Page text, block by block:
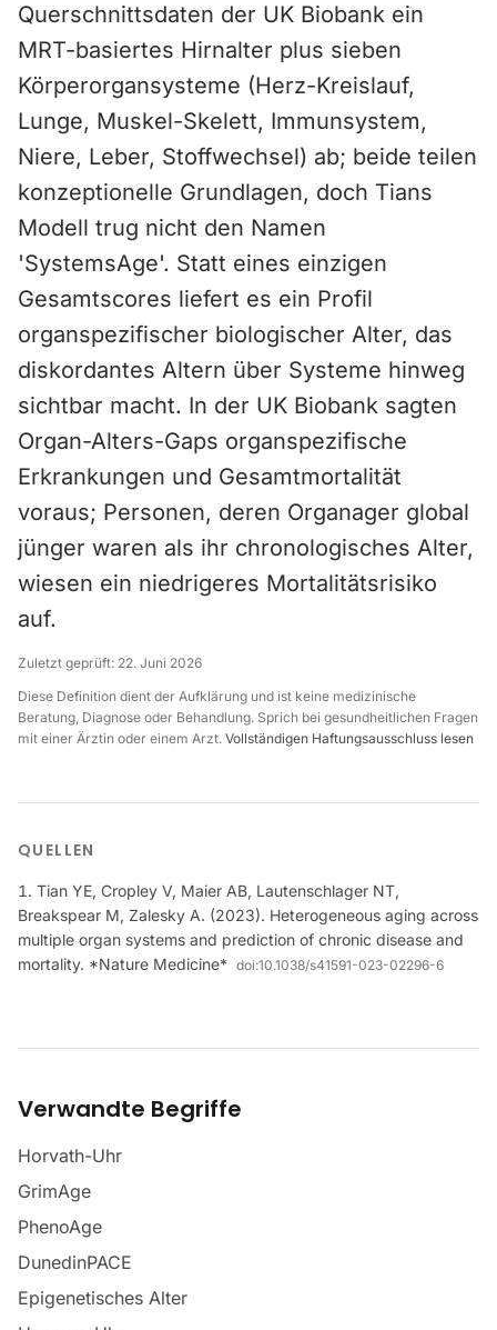
Querschnittsdaten der UK Biobank ein
MRT-basiertes Hirnalter plus sieben
Körperorgansysteme (Herz-Kreislauf,
Lunge, Muskel-Skelett, Immunsystem,
Niere, Leber, Stoffwechsel) ab; beide teilen
konzeptionelle Grundlagen, doch Tians
Modell trug nicht den Namen
'SystemsAge'. Statt eines einzigen
Gesamtscores liefert es ein Profil
organspezifischer biologischer Alter, das
diskordantes Altern über Systeme hinweg
sichtbar macht. In der UK Biobank sagten
Organ-Alters-Gaps organspezifische
Erkrankungen und Gesamtmortalität
voraus; Personen, deren Organager global
jünger waren als ihr chronologisches Alter,
wiesen ein niedrigeres Mortalitätsrisiko
auf.
Zuletzt geprüft: 22. Juni 2026
Diese Definition dient der Aufklärung und ist keine medizinische
Beratung, Diagnose oder Behandlung. Sprich bei gesundheitlichen Fragen
mit einer Ärztin oder einem Arzt. Vollständigen Haftungsausschluss lesen
QUELLEN
Tian YE, Cropley V, Maier AB, Lautenschlager NT,
Breakspear M, Zalesky A. (2023). Heterogeneous aging across
multiple organ systems and prediction of chronic disease and
mortality. *Nature Medicine* doi:10.1038/s41591-023-02296-6
Verwandte Begriffe
Horvath-Uhr
GrimAge
PhenoAge
DunedinPACE
Epigenetisches Alter